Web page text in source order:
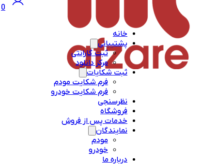
خانه
پشتیبانی
ثبت گارانتی
مرکز دانلود
ثبت شکایات
فرم شکایت مودم
فرم شکایت خودرو
نظرسنجی
فروشگاه
خدمات پس از فروش
نمایندگان
مودم
خودرو
درباره ما